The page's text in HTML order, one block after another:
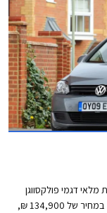
דגמי פולקסווגן
גולף פלוס ומציעה את ששת הרכבים האחרונים במלאי במחיר של 134,900 ₪,